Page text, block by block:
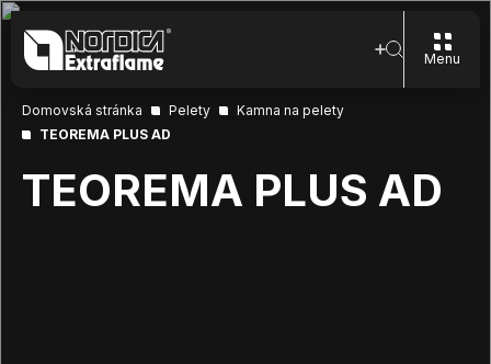
Menu
Domovská stránka Pelety
Kamna na pelety
TEOREMA PLUS AD
TEOREMA PLUS AD